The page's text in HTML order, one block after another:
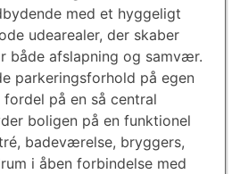
med et hyggeligt
udearealer, der skaber
både afslapning og samvær.
parkeringsforhold på egen
på en så central
boligen på en funktionel
badeværelse, bryggers,
i åben forbindelse med